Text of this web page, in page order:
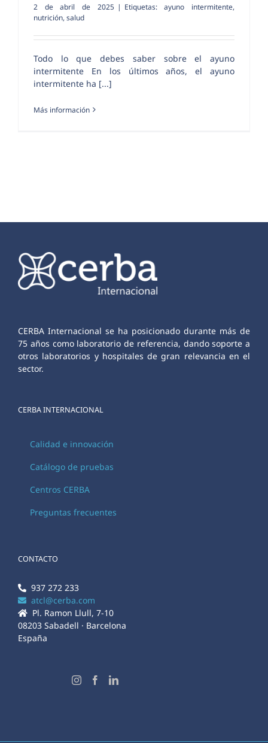
2 de abril de 2025 | Etiquetas:ayuno intermitente,
nutrición, salud
Todo lo que debes saber sobre el ayuno
intermitente En los últimos años, el ayuno
intermitente ha [...]
Más información
CERBA Internacional se ha posicionado durante más de
75 años como laboratorio de referencia, dando soporte a
otros laboratorios y hospitales de gran relevancia en el
sector.
CERBA INTERNACIONAL
Calidad e innovación
Catálogo de pruebas
Centros CERBA
Preguntas frecuentes
CONTACTO
937 272 233
atcl@cerba.com
Pl. Ramon Llull, 7-10
08203 Sabadell · Barcelona
España